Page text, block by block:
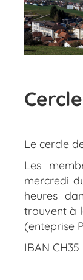
Le cercle
Les
mercredi
heures
trouvent à
(enteprise
IBAN